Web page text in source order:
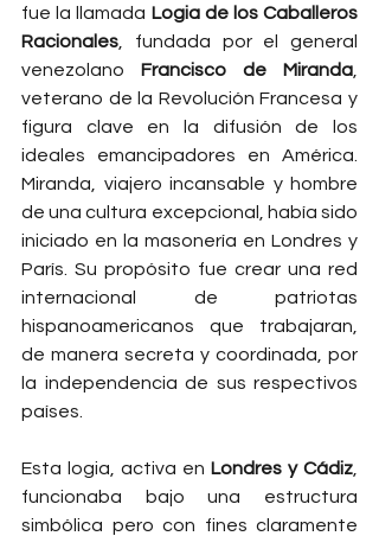
fue la llamada Logia de los Caballeros
Racionales , fundada por el general
venezolano Francisco de Miranda
veterano de la Revolución Francesa y
figura clave en la difusión de los
ideales emancipadores en América.
Miranda, viajero incansable y hombre
de una cultura excepcional, había sido
iniciado en la masonería en Londres y
París. Su propósito fue crear una red
internacional de patriotas
hispanoamericanos que trabajaran,
de manera secreta y coordinada, por
la independencia de sus respectivos
países.
Esta logia, activa en Londres y Cádiz
funcionaba bajo una estructura
simbólica pero con fines claramente